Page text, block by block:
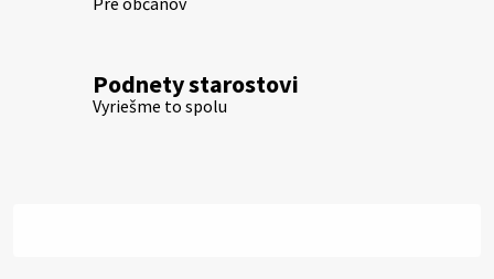
Podnety starostovi
Vyriešme to spolu